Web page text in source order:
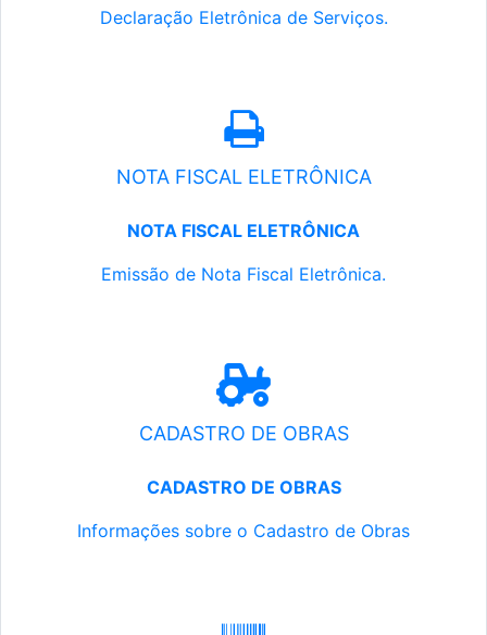
Declaração Eletrônica de Serviços.
NOTA FISCAL ELETRÔNICA
NOTA FISCAL ELETRÔNICA
Emissão de Nota Fiscal Eletrônica.
CADASTRO DE OBRAS
CADASTRO DE OBRAS
Informações sobre o Cadastro de Obras